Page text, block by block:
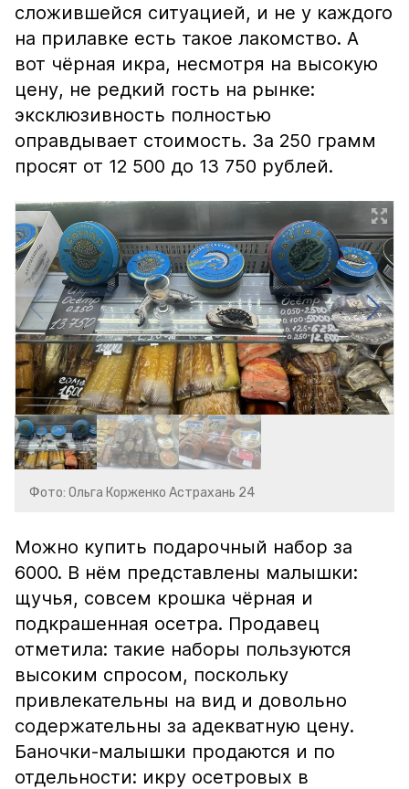
сложившейся ситуацией, и не у каждого
на прилавке есть такое лакомство. А
вот чёрная икра, несмотря на высокую
цену, не редкий гость на рынке:
эксклюзивность полностью
оправдывает стоимость. За 250 грамм
просят от 12 500 до 13 750 рублей.
Фото: Ольга Корженко Астрахань 24
Можно купить подарочный набор за
6000. В нём представлены малышки:
щучья, совсем крошка чёрная и
подкрашенная осетра. Продавец
отметила: такие наборы пользуются
высоким спросом, поскольку
привлекательны на вид и довольно
содержательны за адекватную цену.
Баночки-малышки продаются и по
отдельности: икру осетровых в